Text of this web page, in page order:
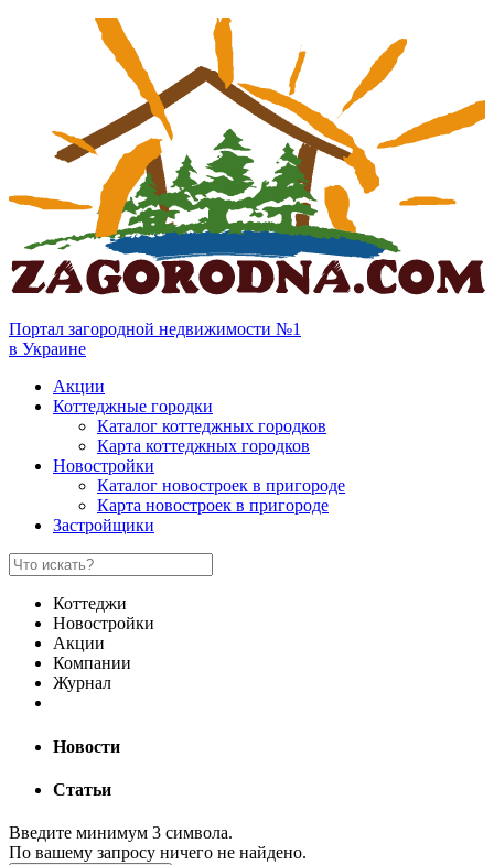
Портал загородной недвижимости №1
в Украине
Акции
Коттеджные городки
Каталог коттеджных городков
Карта коттеджных городков
Новостройки
Каталог новостроек в пригороде
Карта новостроек в пригороде
Застройщики
Коттеджи
Новостройки
Акции
Компании
Журнал
Новости
Статьи
Введите минимум 3 символа.
По вашему запросу ничего не найдено.